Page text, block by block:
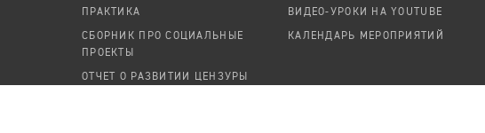
ПРАКТИКА
СБОРНИК ПРО СОЦИАЛЬНЫЕ
ПРОЕКТЫ
ОТЧЕТ О РАЗВИТИИ ЦЕНЗУРЫ
ВИДЕО-УРОКИ НА YOUTUBE
КАЛЕНДАРЬ МЕРОПРИЯТИЙ